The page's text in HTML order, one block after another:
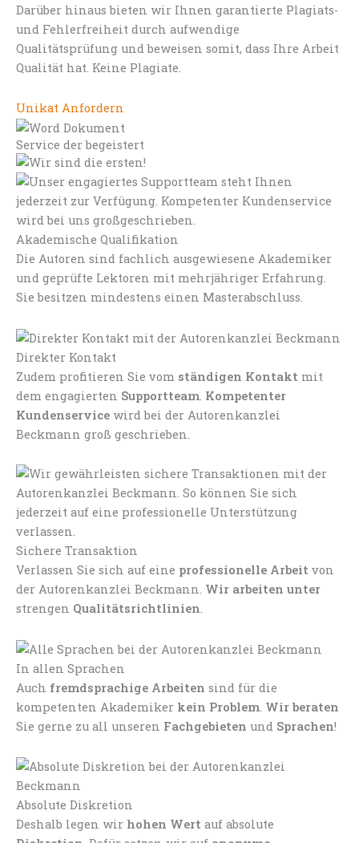
Darüber hinaus bieten wir Ihnen garantierte Plagiats-
und Fehlerfreiheit durch aufwendige
Qualitätsprüfung und beweisen somit, dass Ihre Arbeit
Qualität hat. Keine Plagiate.
Unikat Anfordern
Service der begeistert
Akademische Qualifikation
Die Autoren sind fachlich ausgewiesene Akademiker
und geprüfte Lektoren mit mehrjähriger Erfahrung.
Sie besitzen mindestens einen Masterabschluss.
Direkter Kontakt
Zudem profitieren Sie vom ständigen Kontakt mit
dem engagierten Supportteam. Kompetenter
Kundenservice wird bei der Autorenkanzlei
Beckmann groß geschrieben.
Sichere Transaktion
Verlassen Sie sich auf eine professionelle Arbeit von
der Autorenkanzlei Beckmann. Wir arbeiten unter
strengen Qualitätsrichtlinien.
In allen Sprachen
Auch fremdsprachige Arbeiten sind für die
kompetenten Akademiker kein Problem. Wir beraten
Sie gerne zu all unseren Fachgebieten und Sprachen!
Absolute Diskretion
Deshalb legen wir hohen Wert auf absolute